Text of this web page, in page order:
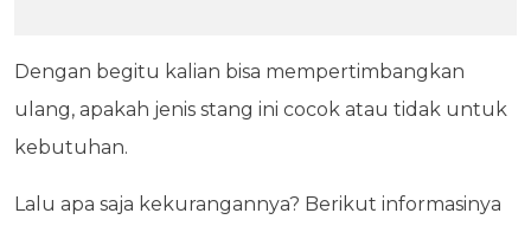
Dengan begitu kalian bisa mempertimbangkan
ulang, apakah jenis stang ini cocok atau tidak untuk
kebutuhan.
Lalu apa saja kekurangannya? Berikut informasinya